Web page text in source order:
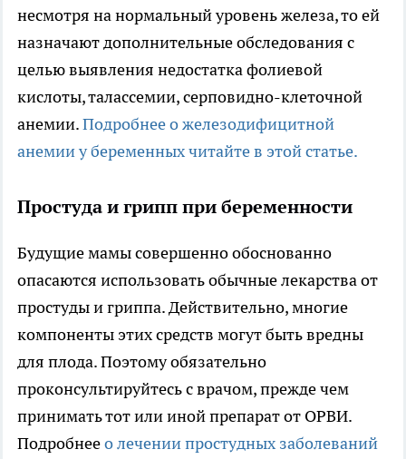
несмотря на нормальный уровень железа, то ей
назначают дополнительные обследования с
целью выявления недостатка фолиевой
кислоты, талассемии, серповидно-клеточной
анемии.Подробнее о железодифицитной
анемии у беременных читайте в этой статье.
Простуда и грипп при беременности
Будущие мамы совершенно обоснованно
опасаются использовать обычные лекарства от
простуды и гриппа. Действительно, многие
компоненты этих средств могут быть вредны
для плода. Поэтому обязательно
проконсультируйтесь с врачом, прежде чем
принимать тот или иной препарат от ОРВИ.
Подробнеео лечении простудных заболеваний